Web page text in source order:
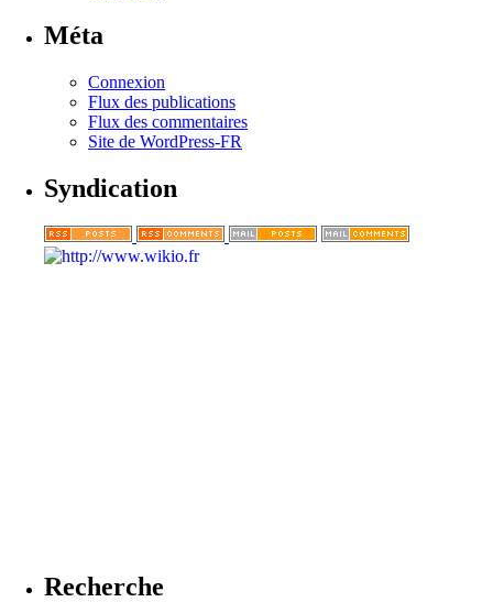
Méta
Connexion
Flux des publications
Flux des commentaires
Site de WordPress-FR
Syndication
Recherche